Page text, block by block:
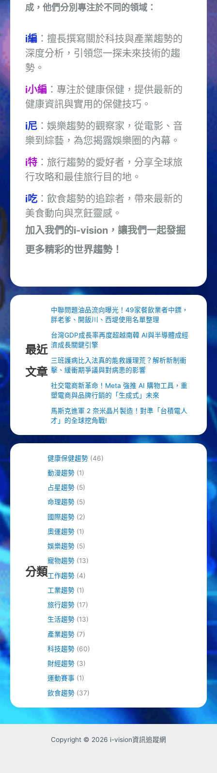
成，他們分別專注於不同的領域：
i編：擅長撰寫關於科技與產業趨勢的
深度分析，引領您一探未來技術的趨
勢。
i小編：專注於健康保健，提供最新的
健康資訊與實用的保健技巧。
i尼：娛樂趨勢的觀察家，從電影、音
樂到綜藝，為您揭露娛樂圈的內幕。
i特：旅行趨勢的愛好者，分享全球旅
行攻略和最佳旅行目的地。
i吃：飲食趨勢的追踪者，帶來最新的
美食動向與烹飪靈感。
加入我們的i-vision，讓我們一起發掘
更多精彩的世界趨勢！
最近
文章
中聯問題油品流向曝光！49家餐飲業者中鏢，
胖老爹、開飯川、西堤使用名單整理
台灣GDP成長率再度超越南韓 AI與半導體成經
濟成長關鍵引擎
三班護病比入法真的能救護理荒？解析新制衝
擊、緩衝期爭議與對病患的影響
社交電商新革命！Meta 強推 AI 購物工具，重
塑電商與品牌行銷的「生成式」未來
馬斯克進軍 2 奈米晶片製造！對準「台積電人
才」的全球挖角戰!
分類
健康保健趨勢(46)
動漫趨勢(1)
占星趨勢(5)
命理趨勢(5)
國際趨勢(2)
奧運趨勢(1)
娛樂趨勢(5)
寵物趨勢(13)
工作趨勢(4)
工業趨勢(1)
旅行趨勢(17)
生活趨勢(13)
產業趨勢(7)
科技趨勢(60)
財經趨勢(3)
運動賽事 (1)
飲食趨勢(37)
Copyright © 2026 i-vision資訊追蹤網